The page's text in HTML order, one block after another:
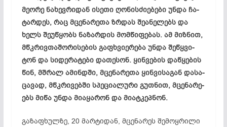
მე­ო­რე ნა­ხევ­რი­დან ის­ე­თი ღო­ნის­ძი­ებ­ე­ბი უნ­და ჩა­
ტარ­დეს, რაც მცე­ნა­რე­თა ზრდას შე­ან­ელ­ებს და
ხელს შე­უწ­ყობს ნა­ზარ­დის მომ­წი­ფე­ბას. ამ მიზ­ნით,
მწკრივ­თა­შო­რი­სე­ბის გაფ­ხვი­ერ­ე­ბა უნ­და შეწ­ყვი­
ტონ და სი­დე­რა­ტე­ბი და­თე­სონ. ყინ­ვე­ბის დაწ­ყე­ბის
წინ, მშრალ ამ­ინ­დში, მცე­ნა­რე­თა ყინ­ვი­სა­გან და­სა­
ცა­ვად, მწკრი­ვებ­ში სპე­ცი­ალ­უ­რი გუთ­ნით, მცე­ნა­რე­
ებს მი­წა უნ­და მი­აყ­არ­ონ და მი­ატ­კეპ­ნონ.
გა­ზაფ­ხულ­ზე, 20 მარ­ტი­დან, მცე­ნა­რეს შე­მოყ­რი­ლი